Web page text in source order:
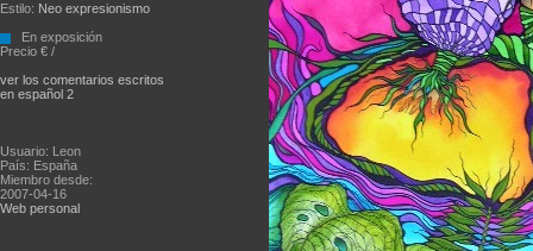
Estilo: Neo expresionismo
En exposición
Precio € /
ver los comentarios escritos
en español 2
Usuario: Leon
País: España
Miembro desde:
2007-04-16
Web personal